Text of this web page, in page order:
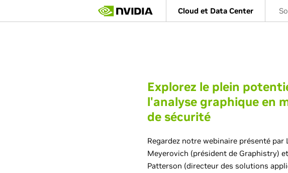
main
Cloud et Data Center
Explorez le plein
l'analyse graphique en
de sécurité
Regardez notre webinaire présenté par
Meyerovich (président de Graphistry)
Patterson (directeur des solutions